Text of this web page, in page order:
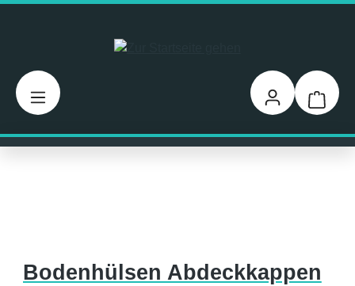
Bodenhülsen Abdeckkappen